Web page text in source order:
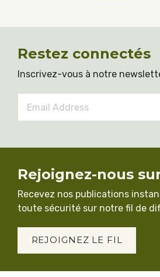
Restez connectés
Inscrivez-vous à notre
Address *
Rejoignez-nous
Recevez nos publications
toute sécurité sur notre fil de
REJOIGNEZ LE FIL